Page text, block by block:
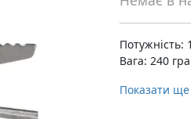
Потужність:
Вага: 240
Показати ще